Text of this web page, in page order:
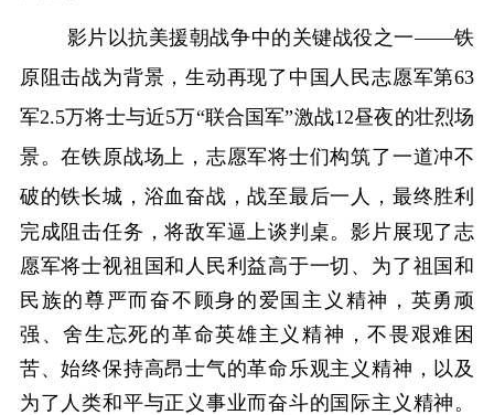
影片以抗美援朝战争中的关键战役之一——铁
原阻击战为背景，生动再现了中国人民志愿军第63
军2.5万将士与近5万“联合国军”激战12昼夜的壮烈场
景。在铁原战场上，志愿军将士们构筑了一道冲不
破的铁长城，浴血奋战，战至最后一人， 最终胜利
完成阻击任务，将敌军逼上谈判桌。影片展现了志
愿军将士视祖国和人民利益高于一切、为了祖国和
民族的尊严而奋不顾身的爱国主义精神，英勇顽
强、舍生忘死的革命英雄主义精神，不畏艰难困
苦、始终保持高昂士气的革命乐观主义精神，以及
为了人类和平与正义事业而奋斗的国际主义精神。